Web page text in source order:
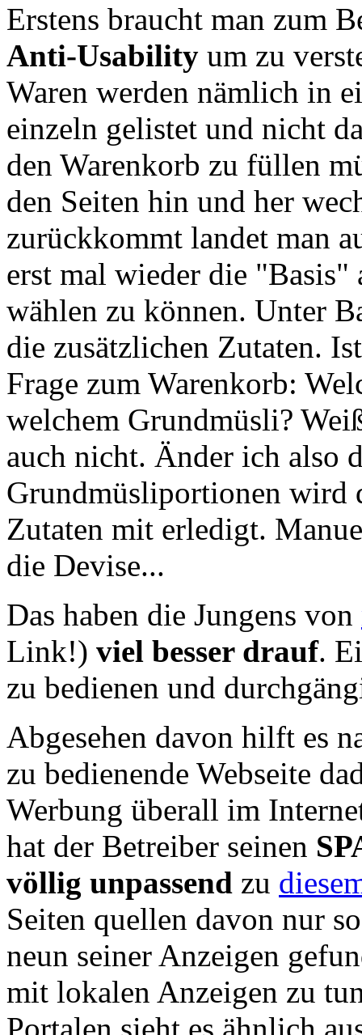
Erstens braucht man zum
Anti-Usability um zu
Waren werden nämlich in
einzeln gelistet und nicht
den Warenkorb zu füllen
den Seiten hin und her
zurückkommt landet man
erst mal wieder die
wählen zu können. Unter
die zusätzlichen Zutaten.
Frage zum Warenkorb:
welchem Grundmüsli?
auch nicht. Änder ich also
Grundmüsliportionen wird
Zutaten mit erledigt.
die Devise...
Das haben die Jungens von
Link!) viel besser drauf.
zu bedienen und
Abgesehen davon hilft es
zu bedienende Webseite
Werbung überall im
hat der Betreiber seinen
völlig unpassend zu
Seiten quellen davon nur
neun seiner Anzeigen
mit lokalen Anzeigen zu
Portalen sieht es ähnlich